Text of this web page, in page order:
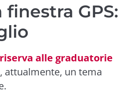
GPS:
alle graduatorie
attualmente, un tema